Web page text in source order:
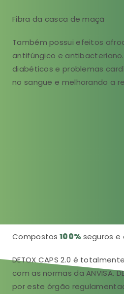
Fibra da casca de maçã
Também possui efeitos
antifúngico e
diabéticos e problemas
no sangue e melhorando a
Compostos 100% seguros e
DETOX CAPS 2.0 é
com as normas da ANVISA.
por este órgão